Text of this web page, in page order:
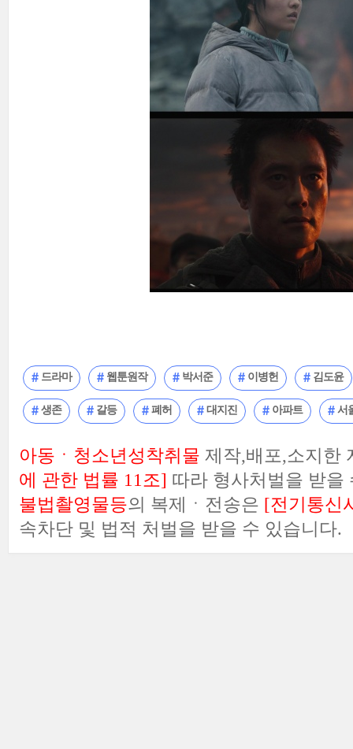
드라마 웹툰원작 박서준 이병헌 김도윤
생존 갈등 폐허 대지진 아파트 서
아동ㆍ청소년성착취물 제작,배포,소지한
에 관한 법률 11조] 따라 형사처벌을 받을
불법촬영물등의 복제ㆍ전송은 [전기통신
속차단 및 법적 처벌을 받을 수 있습니다.